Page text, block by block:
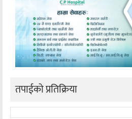
तपाईको प्रतिक्रिया